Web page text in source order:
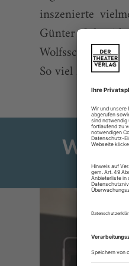
inszenierte
Günter
Wolfsschlucht
So viel zum